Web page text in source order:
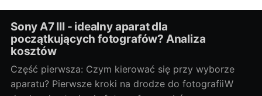
Sony A7 III - idealny aparat dla
początkujących fotografów? Analiza
kosztów
Część pierwsza: Czym kierować się przy wyborze
aparatu? Pierwsze kroki na drodze do fotografiiW